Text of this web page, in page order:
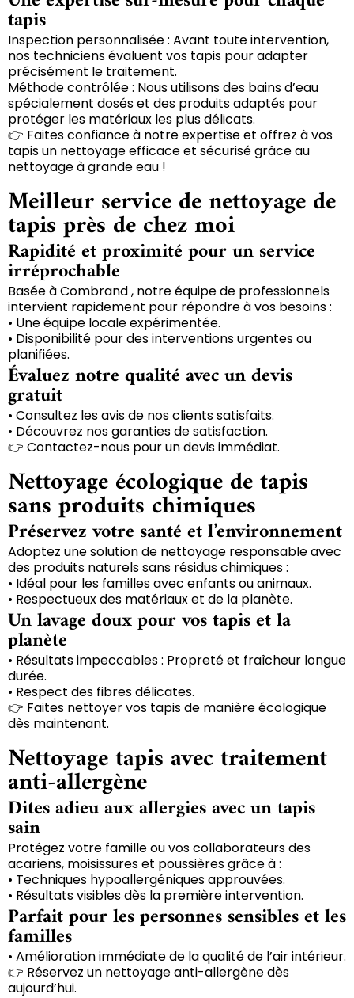
tapis
Inspection personnalisée : Avant toute intervention,
nos techniciens évaluent vos tapis pour adapter
précisément le traitement.
Méthode contrôlée : Nous utilisons des bains d’eau
spécialement dosés et des produits adaptés pour
protéger les matériaux les plus délicats.
👉 Faites confiance à notre expertise et offrez à vos
tapis un nettoyage efficace et sécurisé grâce au
nettoyage à grande eau !
Meilleur service de nettoyage de
tapis près de chez moi
Rapidité et proximité pour un service
irréprochable
Basée à Combrand , notre équipe de professionnels
intervient rapidement pour répondre à vos besoins :
• Une équipe locale expérimentée.
• Disponibilité pour des interventions urgentes ou
planifiées.
Évaluez notre qualité avec un devis
gratuit
• Consultez les avis de nos clients satisfaits.
• Découvrez nos garanties de satisfaction.
👉 Contactez-nous pour un devis immédiat.
Nettoyage écologique de tapis
sans produits chimiques
Préservez votre santé et l’environnement
Adoptez une solution de nettoyage responsable avec
des produits naturels sans résidus chimiques :
• Idéal pour les familles avec enfants ou animaux.
• Respectueux des matériaux et de la planète.
Un lavage doux pour vos tapis et la
planète
• Résultats impeccables : Propreté et fraîcheur longue
durée.
• Respect des fibres délicates.
👉 Faites nettoyer vos tapis de manière écologique
dès maintenant.
Nettoyage tapis avec traitement
anti-allergène
Dites adieu aux allergies avec un tapis
sain
Protégez votre famille ou vos collaborateurs des
acariens, moisissures et poussières grâce à :
• Techniques hypoallergéniques approuvées.
• Résultats visibles dès la première intervention.
Parfait pour les personnes sensibles et les
familles
• Amélioration immédiate de la qualité de l’air intérieur.
👉 Réservez un nettoyage anti-allergène dès
aujourd’hui.